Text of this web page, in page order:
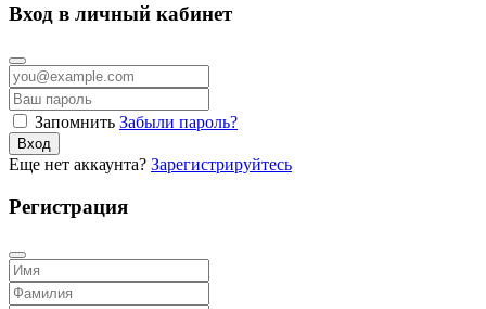
Вход в личный кабинет
Запомнить Забыли пароль?
Вход
Еще нет аккаунта? Зарегистрируйтесь
Регистрация